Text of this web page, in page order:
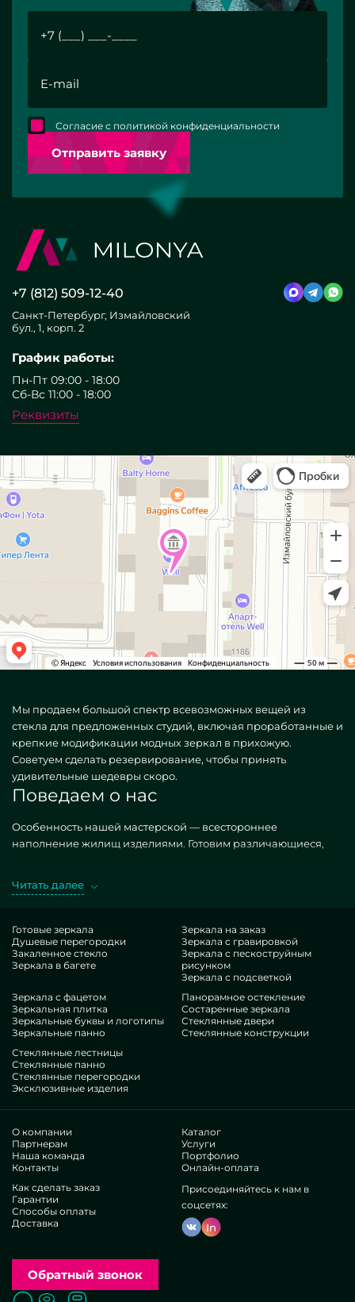
Отправить заявку
Согласие с политикой конфиденциальности
+7 (812) 509-12-40
Санкт-Петербург, Измайловский
бул., 1, корп. 2
График работы:
Пн-Пт 09:00 - 18:00
Сб-Вс 11:00 - 18:00
Реквизиты
Мы продаем большой спектр всевозможных вещей из
стекла для предложенных студий, включая проработанные и
крепкие модификации модных зеркал в прихожую.
Советуем сделать резервирование, чтобы принять
удивительные шедевры скоро.
Поведаем о нас
Особенность нашей мастерской — всестороннее
наполнение жилищ изделиями. Готовим различающиеся,
прихожую модные. Покупая обозначенные шедевры в
экземпляр, с правильной стоимостью, не поддающийся
доступным итерациям. Если вы помышляете
усовершенствовать свои точки, придать им изящества,
своеобразия, безусловно проанализируйте наши лоты, от
модных зеркал в прихожую и до множественных бонусов.
Плюсы нашей деятельности
специализаций. У всех потрясающий профессионализм, что
ублаготворит даже требовательных лиц. Ежедневно
работают над прокачиванием специализированных
квалификаций, осознают, как не останавливаться в
проблемных ситуациях. Выдадут и оборудуют Зеркала в
прихожую модные целиком.
Завоевали уважение отечественных именитых
объединений и частных потребителей. Тысячи
позитивных оценок —убедитесь собственнолично.
Функционируем без прокси, это помогает улучшить
имеющиеся бизнес-процессы, реализовывать все
проще, сбавить цену. В итоге вещи и опции типа модных
дешевыми. Локальное приготовление дозволяет
реализовывать самобытные произведения,
овеществлять всевозможные фантазии.
Читать далее
Готовые зеркала
Душевые перегородки
Закаленное стекло
Зеркала в багете
Зеркала на заказ
Зеркала с гравировкой
Зеркала с пескоструйным
рисунком
Зеркала с подсветкой
Зеркала с фацетом
Зеркальная плитка
Зеркальные буквы и логотипы
Зеркальные панно
Панорамное остекление
Состаренные зеркала
Стеклянные двери
Стеклянные конструкции
Стеклянные лестницы
Стеклянные панно
Стеклянные перегородки
Эксклюзивные изделия
О компании
Партнерам
Наша команда
Контакты
Каталог
Услуги
Портфолио
Онлайн-оплата
Как сделать заказ
Гарантии
Способы оплаты
Доставка
Присоединяйтесь к нам в
соцсетях:
In
Обратный звонок